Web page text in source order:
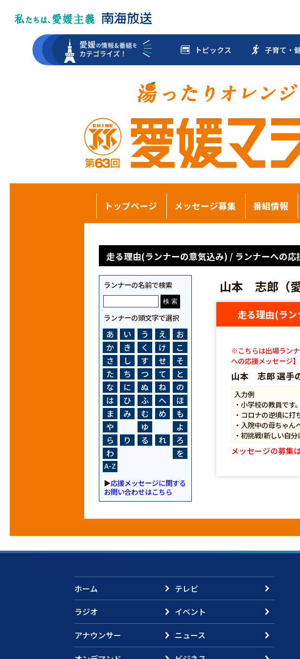
トピックス 子育て・
トップページ メッセージ募集 番組情報
走る理由(ランナーの意気込み) / ランナーへの応
ランナーの名前で検索
ランナーの頭文字で選択
あ い う え
お
か
き く け
こ
さ
し す せ
そ
た
ち つ て
と
な
に ぬ ね
の
は
ひ ふ へ
ほ
ま
み む め
も
や
ゆ
よ
ら
り る れ
ろ
わ
を
A-Z
▶応援メッセージに関する
お問い合わせはこちら
山本 志郎（
走る理由(ラ
※こちらは出場ラン
への応援メッセージ
山本 志郎 選手
入力例
・小学校の教員で
・コロナの逆境に
・入院中の母ちゃ
・初挑戦!新しい自
メッセージの募集
ホーム
テレビ
ラジオ
イベント
アナウンサー
ニュース